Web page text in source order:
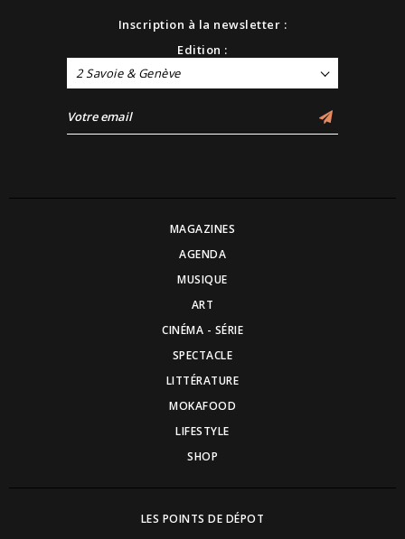
Inscription à la newsletter :
Edition :
2 Savoie & Genève
MAGAZINES
AGENDA
MUSIQUE
ART
CINÉMA - SÉRIE
SPECTACLE
LITTÉRATURE
MOKAFOOD
LIFESTYLE
SHOP
LES POINTS DE DÉPOT